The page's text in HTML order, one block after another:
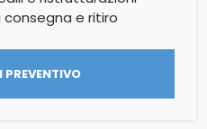
e ritiro
PREVENTIVO